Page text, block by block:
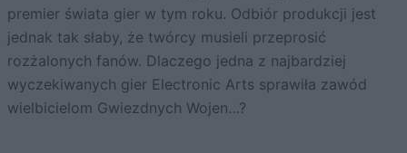
premier świata gier w tym roku. Odbiór produkcji jest
jednak tak słaby, że twórcy musieli przeprosić
rozżalonych fanów. Dlaczego jedna z najbardziej
wyczekiwanych gier Electronic Arts sprawiła zawód
wielbicielom Gwiezdnych Wojen…?